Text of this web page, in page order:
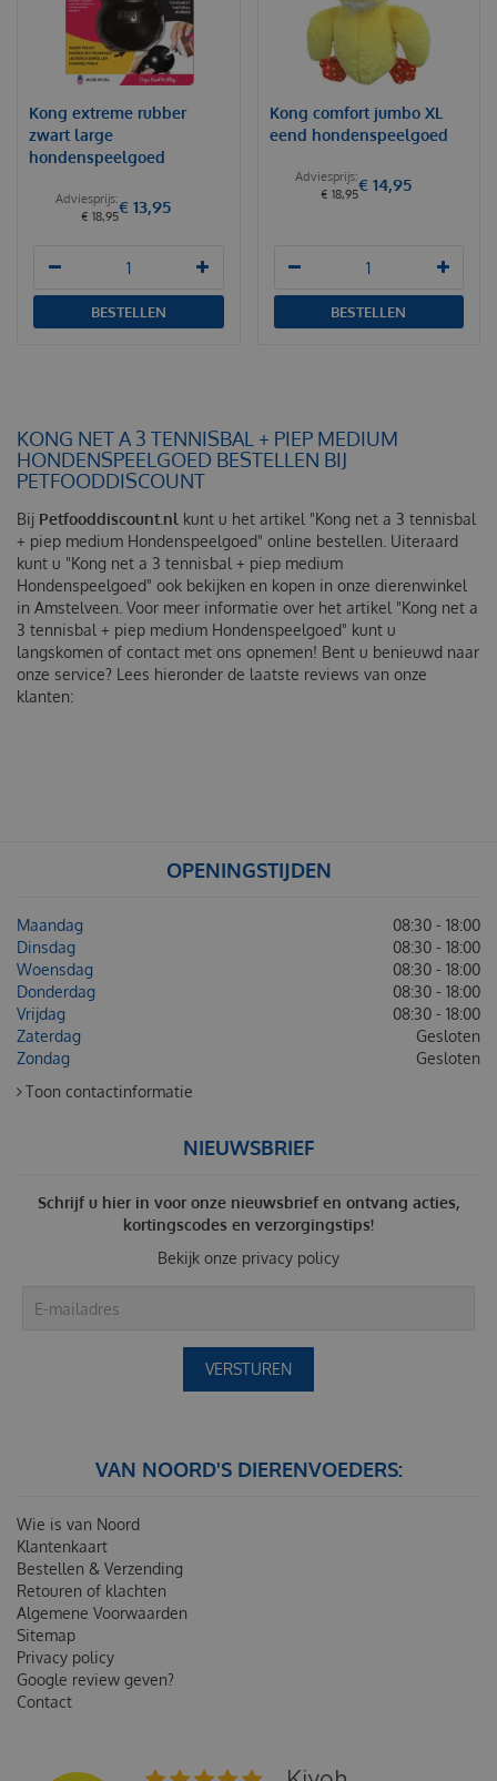
Kong extreme rubber
zwart large
hondenspeelgoed
€ 18,95€ 13,95
BESTELLEN
Kong comfort jumbo XL
eend hondenspeelgoed
€ 18,95€ 14,95
BESTELLEN
KONG NET A 3 TENNISBAL + PIEP MEDIUM
HONDENSPEELGOED BESTELLEN BIJ
PETFOODDISCOUNT
Bij Petfooddiscount.nl kunt u het artikel "Kong net a 3 tennisbal
+ piep medium Hondenspeelgoed" online bestellen. Uiteraard
kunt u "Kong net a 3 tennisbal + piep medium
Hondenspeelgoed" ook bekijken en kopen in onze dierenwinkel
in Amstelveen. Voor meer informatie over het artikel "Kong net a
3 tennisbal + piep medium Hondenspeelgoed" kunt u
langskomen of contact met ons opnemen! Bent u benieuwd naar
onze service? Lees hieronder de laatste reviews van onze
klanten:
OPENINGSTIJDEN
Maandag
08:30 - 18:00
Dinsdag
08:30 - 18:00
Woensdag
08:30 - 18:00
Donderdag
08:30 - 18:00
Vrijdag
08:30 - 18:00
Zaterdag
Gesloten
Zondag
Gesloten
Toon contactinformatie
NIEUWSBRIEF
Schrijf u hier in voor onze nieuwsbrief en ontvang acties,
kortingscodes en verzorgingstips!
Bekijk onze privacy policy
VAN NOORD'S DIERENVOEDERS:
Wie is van Noord
Klantenkaart
Bestellen & Verzending
Retouren of klachten
Algemene Voorwaarden
Sitemap
Privacy policy
Google review geven?
Contact